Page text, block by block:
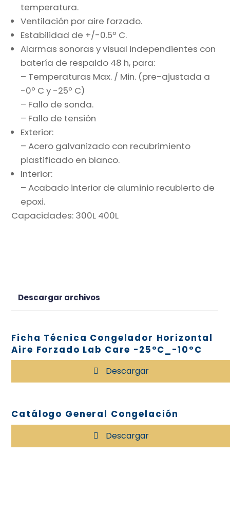
temperatura.
Ventilación por aire forzado.
Estabilidad de +/-0.5º C.
Alarmas sonoras y visual independientes con
batería de respaldo 48 h, para:
– Temperaturas Max. / Min. (pre-ajustada a
-0º C y -25º C)
– Fallo de sonda.
– Fallo de tensión
Exterior:
– Acero galvanizado con recubrimiento
plastificado en blanco.
Interior:
– Acabado interior de aluminio recubierto de
epoxi.
Capacidades: 300L 400L
Descargar archivos
Ficha Técnica Congelador Horizontal
Aire Forzado Lab Care -25ºC_-10ºC
Descargar
Catálogo General Congelación
Descargar